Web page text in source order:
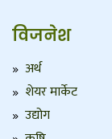
विजनेश
अर्थ
शेयर मार्केट
उद्योग